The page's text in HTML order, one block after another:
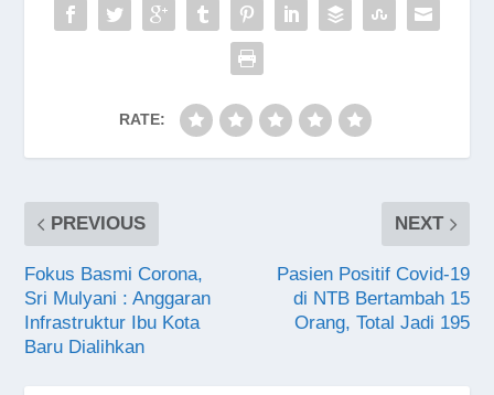
RATE:
PREVIOUS
Fokus Basmi Corona,
Sri Mulyani : Anggaran
Infrastruktur Ibu Kota
Baru Dialihkan
NEXT
Pasien Positif Covid-19
di NTB Bertambah 15
Orang, Total Jadi 195